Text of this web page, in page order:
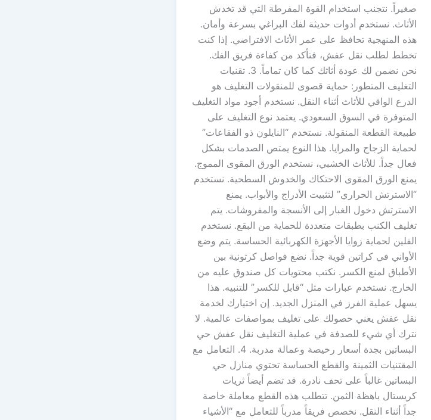
صغيراً. نتجنب استخدام القوة المفرطة التي قد تخدش
الأثاث. نستخدم أدوات حديثة لفك البراغي بسرعة وأمان.
هذه المنهجية تحافظ على عمر الأثاث الافتراضي. إذا كنت
تخطط لطلب نقل عفش، فتأكد من كفاءة فريق الفك.
نحن نضمن لك عودة أثاثك كما كان تماماً. 3. تقنيات
التغليف المتطور: حماية قصوى للمنقولات التغليف هو
الدرع الواقي للأثاث أثناء النقل. نستخدم أجود مواد التغليف
المتوفرة في السوق السعودي. يعتمد نوع التغليف على
طبيعة القطعة المنقولة. نستخدم “النايلون ذو الفقاعات”
لحماية الزجاج والمرايا. هذا النوع يمتص الصدمات بشكل
فعال جداً. للأثاث الخشبي، نستخدم الورق المقوى المموج.
يمنع الورق المقوى الاحتكاك والخدوش السطحية. نستخدم
“الاسترتش الحراري” لتثبيت الأدراج والأبواب. يمنع
الاسترتش دخول الغبار إلى الأنسجة والمفروشات. يتم
تغليف الكنب بطبقات متعددة للحماية من البقع. نستخدم
الفلين لحماية زوايا الأجهزة الكهربائية الحساسة. يتم وضع
الأواني في كراتين قوية جداً. نضع فواصل كرتونية بين
الأطباق لمنع الكسر. نكتب محتويات كل صندوق عليه من
الخارج. نستخدم عبارات مثل “قابل للكسر” للتنبيه. هذا
يسهل عملية الفرز في المنزل الجديد. إن اختيارك لخدمة
نقل عفش يعني حصولك على تغليف بمواصفات عالمية. لا
نترك أي شيء للصدفة في عملية التغليف نقل عفش حي
البساتين بجدة أسعار رخيصة وعمالة مدربة. 4. التعامل مع
المقتنيات الثمينة والقطع الحساسة تحتوي منازل حي
البساتين غالباً على تحف نادرة. قد تضم أيضاً ثريات
كريستال باهظة الثمن. تتطلب هذه القطع معاملة خاصة
جداً أثناء النقل. نخصص فريقاً مدرباً للتعامل مع “الأشياء